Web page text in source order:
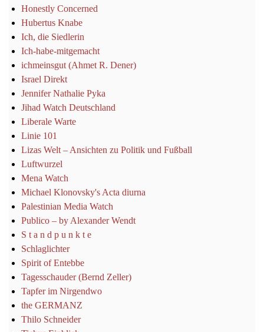
Honestly Concerned
Hubertus Knabe
Ich, die Siedlerin
Ich-habe-mitgemacht
ichmeinsgut (Ahmet R. Dener)
Israel Direkt
Jennifer Nathalie Pyka
Jihad Watch Deutschland
Liberale Warte
Linie 101
Lizas Welt – Ansichten zu Politik und Fußball
Luftwurzel
Mena Watch
Michael Klonovsky's Acta diurna
Palestinian Media Watch
Publico – by Alexander Wendt
S t a n d p u n k t e
Schlaglichter
Spirit of Entebbe
Tagesschauder (Bernd Zeller)
Tapfer im Nirgendwo
the GERMANZ
Thilo Schneider